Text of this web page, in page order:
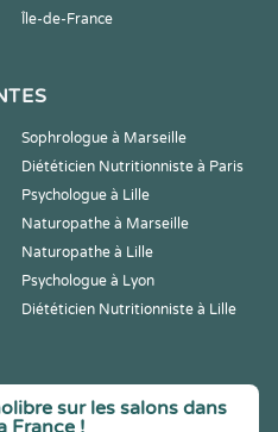
Île-de-France
Sophrologue à Marseille
Diététicien Nutritionniste à Paris
Psychologue à Lille
Naturopathe à Marseille
Naturopathe à Lille
Psychologue à Lyon
Diététicien Nutritionniste à Lille
sur les salons dans
France !